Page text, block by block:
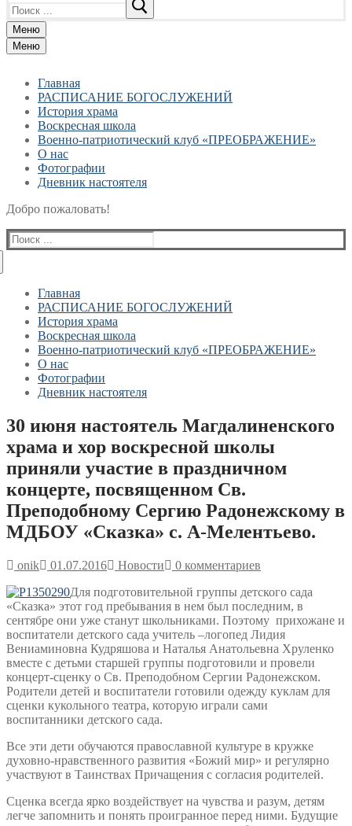
Меню
Меню
Главная
РАСПИСАНИЕ БОГОСЛУЖЕНИЙ
История храма
Воскресная школа
Военно-патриотический клуб «ПРЕОБРАЖЕНИЕ»
О нас
Фотографии
Дневник настоятеля
Добро пожаловать!
Найти:
Главная
РАСПИСАНИЕ БОГОСЛУЖЕНИЙ
История храма
Воскресная школа
Военно-патриотический клуб «ПРЕОБРАЖЕНИЕ»
О нас
Фотографии
Дневник настоятеля
30 июня настоятель Магдалиненского
храма и хор воскресной школы
приняли участие в праздничном
концерте, посвященном Св.
Преподобному Сергию Радонежскому в
МДБОУ «Сказка» с. А-Мелентьево.
onik 01.07.2016 Новости
0 комментариев
Для подготовительной группы детского сада
«Сказка» этот год пребывания в нем был последним, в
сентябре они уже станут школьниками. Поэтому прихожане и
воспитатели детского сада учитель –логопед Лидия
Вениаминовна Кудряшова и Наталья Анатольевна Хруленко
вместе с детьми старшей группы подготовили и провели
концерт-сценку о Св. Преподобном Сергии Радонежском.
Родители детей и воспитатели готовили одежду куклам для
сценки кукольного театра, которую играли сами
воспитанники детского сада.
Все эти дети обучаются православной культуре в кружке
духовно-нравственного развития «Божий мир» и регулярно
участвуют в Таинствах Причащения с согласия родителей.
Сценка всегда ярко воздействует на чувства и разум, детям
легче запомнить и понять проигранное перед ними. Будущие